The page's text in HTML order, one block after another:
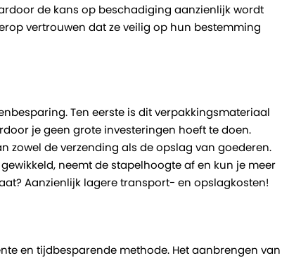
de kans op beschadiging aanzienlijk wordt
vertrouwen dat ze veilig op hun bestemming
Ten eerste is dit verpakkingsmateriaal
je geen grote investeringen hoeft te doen.
zowel de verzending als de opslag van goederen.
neemt de stapelhoogte af en kun je meer
Aanzienlijk lagere transport- en opslagkosten!
en tijdbesparende methode. Het aanbrengen van